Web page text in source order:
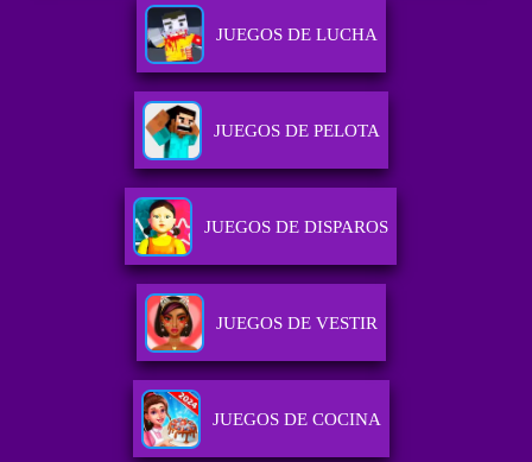
JUEGOS DE LUCHA
JUEGOS DE PELOTA
JUEGOS DE DISPAROS
JUEGOS DE VESTIR
JUEGOS DE COCINA